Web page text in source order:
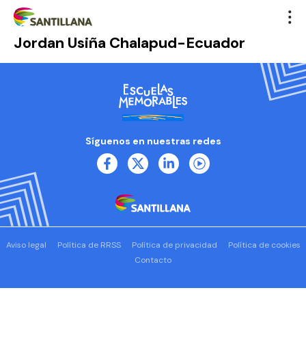
Jordan Usiña Chalapud-Ecuador
Síguenos en nuestras redes
Aviso legal Política de RRSS Política de privacidad
Política de cookies
Contacto